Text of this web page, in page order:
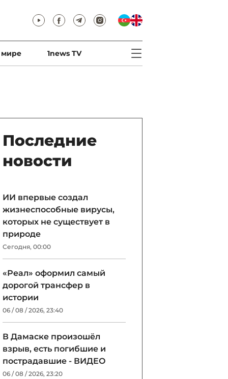
мире 1news TV
Последние
новости
ИИ впервые создал
жизнеспособные вирусы,
которых не существует в
природе
Сегодня, 00:00
«Реал» оформил самый
дорогой трансфер в
истории
06 / 08 / 2026, 23:40
В Дамаске произошёл
взрыв, есть погибшие и
пострадавшие - ВИДЕО
06 / 08 / 2026, 23:20